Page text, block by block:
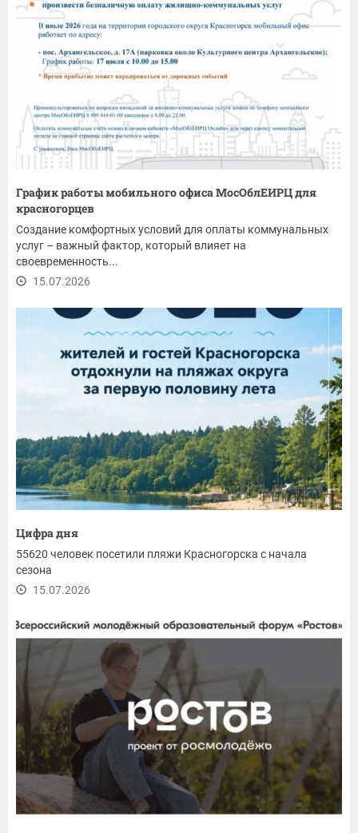
График работы мобильного офиса МосОблЕИРЦ для
красногорцев
Создание комфортных условий для оплаты коммунальных
услуг – важный фактор, который влияет на
своевременность...
15.07.2026
Цифра дня
55620 человек посетили пляжи Красногорска с начала
сезона
15.07.2026